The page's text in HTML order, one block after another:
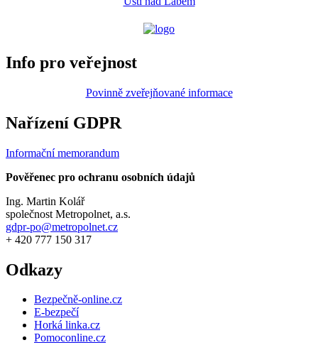
Info pro veřejnost
Povinně zveřejňované informace
Nařízení GDPR
Informační memorandum
Pověřenec pro ochranu osobních údajů
Ing. Martin Kolář
společnost Metropolnet, a.s.
gdpr-po@metropolnet.cz
+ 420 777 150 317
Odkazy
Bezpečně-online.cz
E-bezpečí
Horká linka.cz
Pomoconline.cz